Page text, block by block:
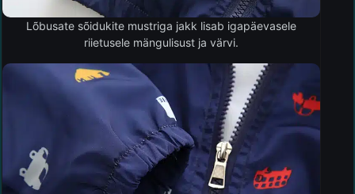
Lõbusate sõidukite mustriga jakk lisab igapäevasele
riietusele mängulisust ja värvi.